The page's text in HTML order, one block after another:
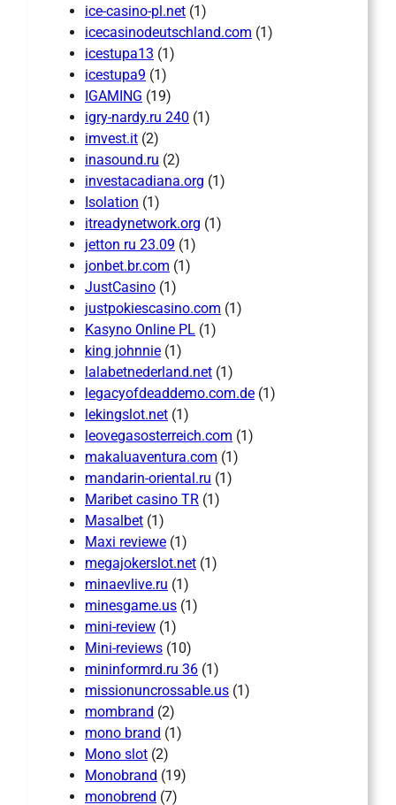
ice-casino-pl.net (1)
icecasinodeutschland.com (1)
icestupa13 (1)
icestupa9 (1)
IGAMING (19)
igry-nardy.ru 240 (1)
imvest.it (2)
inasound.ru (2)
investacadiana.org (1)
Isolation (1)
itreadynetwork.org (1)
jetton ru 23.09 (1)
jonbet.br.com (1)
JustCasino (1)
justpokiescasino.com (1)
Kasyno Online PL (1)
king johnnie (1)
lalabetnederland.net (1)
legacyofdeaddemo.com.de (1)
lekingslot.net (1)
leovegasosterreich.com (1)
makaluaventura.com (1)
mandarin-oriental.ru (1)
Maribet casino TR (1)
Masalbet (1)
Maxi reviewe (1)
megajokerslot.net (1)
minaevlive.ru (1)
minesgame.us (1)
mini-review (1)
Mini-reviews (10)
mininformrd.ru 36 (1)
missionuncrossable.us (1)
mombrand (2)
mono brand (1)
Mono slot (2)
Monobrand (19)
monobrend (7)